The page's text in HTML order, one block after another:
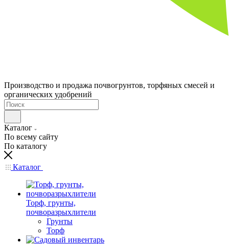
Производство и продажа почвогрунтов, торфяных смесей и
органических удобрений
Каталог
По всему сайту
По каталогу
Каталог
Торф, грунты,
почворазрыхлители
Грунты
Торф